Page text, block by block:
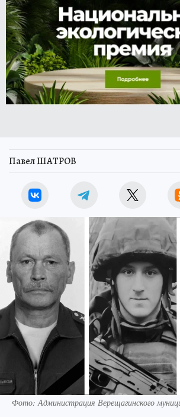
Павел ШАТРОВ
Фото: Администрация Верещагинского